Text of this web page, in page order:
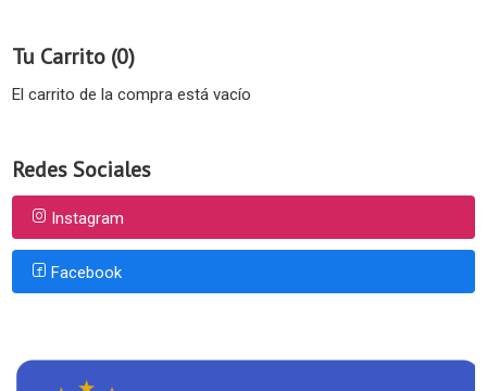
Tu Carrito (0)
El carrito de la compra está vacío
Redes Sociales
Instagram
Facebook